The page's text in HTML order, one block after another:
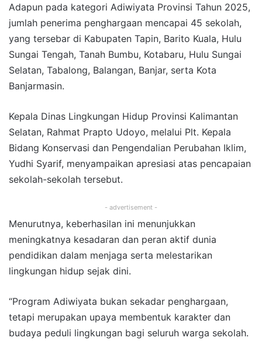
Adapun pada kategori Adiwiyata Provinsi Tahun 2025,
jumlah penerima penghargaan mencapai 45 sekolah,
yang tersebar di Kabupaten Tapin, Barito Kuala, Hulu
Sungai Tengah, Tanah Bumbu, Kotabaru, Hulu Sungai
Selatan, Tabalong, Balangan, Banjar, serta Kota
Banjarmasin.
Kepala Dinas Lingkungan Hidup Provinsi Kalimantan
Selatan, Rahmat Prapto Udoyo, melalui Plt. Kepala
Bidang Konservasi dan Pengendalian Perubahan Iklim,
Yudhi Syarif, menyampaikan apresiasi atas pencapaian
sekolah-sekolah tersebut.
- advertisement -
Menurutnya, keberhasilan ini menunjukkan
meningkatnya kesadaran dan peran aktif dunia
pendidikan dalam menjaga serta melestarikan
lingkungan hidup sejak dini.
“Program Adiwiyata bukan sekadar penghargaan,
tetapi merupakan upaya membentuk karakter dan
budaya peduli lingkungan bagi seluruh warga sekolah.